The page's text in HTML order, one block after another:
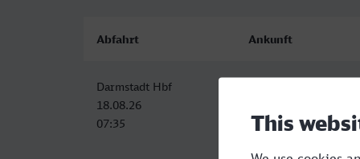
Abfahrt Ankunft
Darmstadt Hbf
18.08.26
07:35
13:18